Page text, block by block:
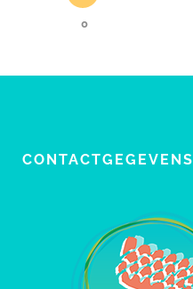
0
CONTACTGEGEVENS